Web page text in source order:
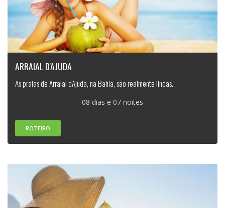
ARRAIAL D'AJUDA
As praias de Arraial d'Ajuda, na Bahia, são realmente lindas.
08 dias e 07 noites
ROTEIRO